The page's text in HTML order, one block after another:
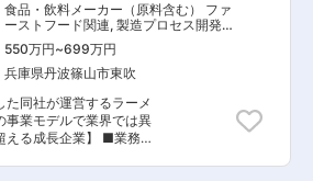
食品・飲料メーカー（原料含む） ファ
ーストフード関連, 製造プロセス開発・
工法開発（製造ライン） 工場長（食
品・香料・飼料）
550万円~699万円
兵庫県丹波篠山市東吹
た同社が運営するラーメ
事業モデルで業界では異
長企業】 ■業務概